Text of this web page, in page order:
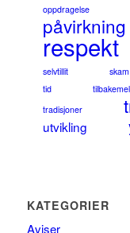
oppdragelse
påvirkning
respekt
selvtillit
skam
tid
tradisjoner
utvikling
KATEGORIER
Aviser